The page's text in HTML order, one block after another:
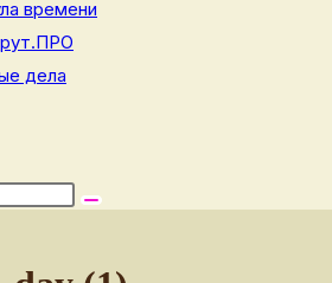
времени
дела